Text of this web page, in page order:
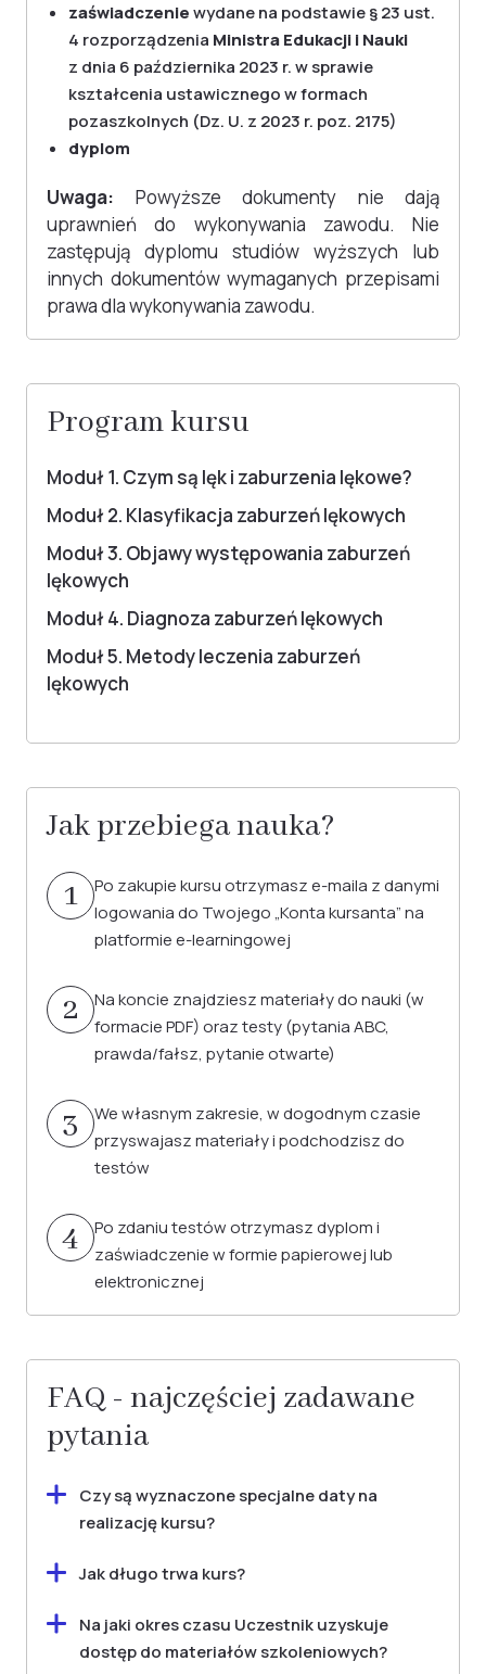
zaświadczeniewydane na podstawie § 23 ust.
4 rozporządzenia Ministra Edukacji i Nauki
z dnia 6 października 2023 r. w sprawie
kształcenia ustawicznego w formach
pozaszkolnych (Dz. U. z 2023 r. poz. 2175)
dyplom
Uwaga: Powyższe dokumenty nie dają
uprawnień do wykonywania zawodu. Nie
zastępują dyplomu studiów wyższych lub
innych dokumentów wymaganych przepisami
prawa dla wykonywania zawodu.
Program kursu
Moduł 1. Czym są lęk i zaburzenia lękowe?
Moduł 2. Klasyfikacja zaburzeń lękowych
Moduł 3. Objawy występowania zaburzeń
lękowych
Moduł 4. Diagnoza zaburzeń lękowych
Moduł 5. Metody leczenia zaburzeń
lękowych
Jak przebiega nauka?
1
Po zakupie kursu otrzymasz e-maila z danymi
logowania do Twojego „Konta kursanta” na
platformie e-learningowej
2
Na koncie znajdziesz materiały do nauki (w
formacie PDF) oraz testy (pytania ABC,
prawda/fałsz, pytanie otwarte)
3
We własnym zakresie, w dogodnym czasie
przyswajasz materiały i podchodzisz do
testów
4
Po zdaniu testów otrzymasz dyplom i
zaświadczenie w formie papierowej lub
elektronicznej
FAQ - najczęściej zadawane
pytania
Czy są wyznaczone specjalne daty na
realizację kursu?
kursów, co daje Ci pełną elastyczność w
rozpoczęciu nauki według własnego planu.
Nasza platforma szkoleniowa jest dostępna
Jak długo trwa kurs?
Uczestnika, ponieważ nie narzucamy
specjalnych dat ani godzin na realizację
Na jaki okres czasu Uczestnik uzyskuje
dostęp do materiałów szkoleniowych?